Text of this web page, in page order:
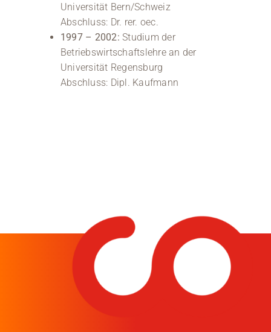
Universität Bern/Schweiz
Abschluss: Dr. rer. oec.
1997 – 2002: Studium der
Betriebswirtschaftslehre an der
Universität Regensburg
Abschluss: Dipl. Kaufmann